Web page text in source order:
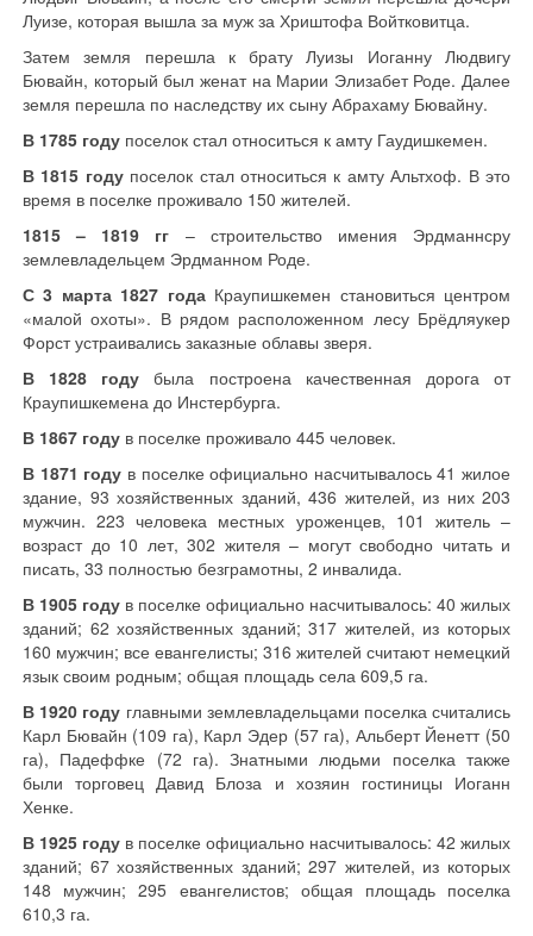
Луизе, которая вышла за муж за Хриштофа Войтковитца.
Затем земля перешла к брату Луизы Иоганну Людвигу
Бювайн, который был женат на Марии Элизабет Роде. Далее
земля перешла по наследству их сыну Абрахаму Бювайну.
В 1785 году поселок стал относиться к амту Гаудишкемен.
В 1815 годупоселок стал относиться к амту Альтхоф. В это
время в поселке проживало 150 жителей.
1815 – 1819 гг – строительство имения Эрдманнсру
землевладельцем Эрдманном Роде.
С 3 марта 1827 года Краупишкемен становиться центром
«малой охоты». В рядом расположенном лесу Брёдляукер
Форст устраивались заказные облавы зверя.
В 1828 году была построена качественная дорога от
Краупишкемена до Инстербурга.
В 1867 году в поселке проживало 445 человек.
В 1871 году в поселке официально насчитывалось 41 жилое
здание, 93 хозяйственных зданий, 436 жителей, из них 203
мужчин. 223 человека местных уроженцев, 101 житель –
возраст до 10 лет, 302 жителя – могут свободно читать и
писать, 33 полностью безграмотны, 2 инвалида.
В 1905 году в поселке официально насчитывалось: 40 жилых
зданий; 62 хозяйственных зданий; 317 жителей, из которых
160 мужчин; все евангелисты; 316 жителей считают немецкий
язык своим родным; общая площадь села 609,5 га.
В 1920 году главными землевладельцами поселка считались
Карл Бювайн (109 га), Карл Эдер (57 га), Альберт Йенетт (50
га), Падеффке (72 га). Знатными людьми поселка также
были торговец Давид Блоза и хозяин гостиницы Иоганн
Хенке.
В 1925 году в поселке официально насчитывалось: 42 жилых
зданий; 67 хозяйственных зданий; 297 жителей, из которых
148 мужчин; 295 евангелистов; общая площадь поселка
610,3 га.